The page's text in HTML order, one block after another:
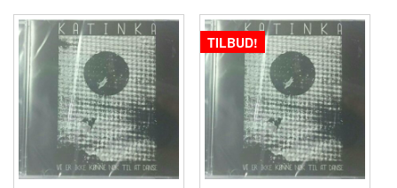
var:
149,95 kr..
er:
TILBUD!